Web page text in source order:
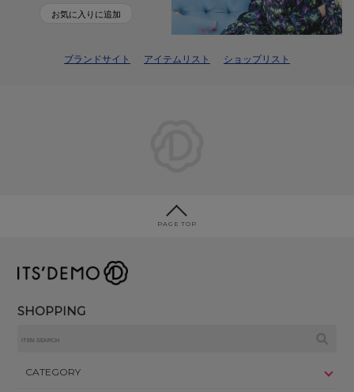
お気に入りに追加
ブランドサイト アイテムリスト ショップリスト
PAGE TOP
SHOPPING
CATEGORY